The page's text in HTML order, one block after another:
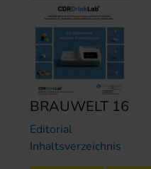
BRAUWELT 16
Editorial
Inhaltsverzeichnis